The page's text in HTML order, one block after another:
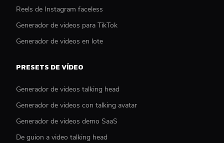
Reels de Instagram faceless
Generador de videos para TikTok
Generador de videos en lote
PRESETS DE VÍDEO
Generador de videos talking head
Generador de videos con talking avatar
Generador de videos demo SaaS
De guion a video talking head